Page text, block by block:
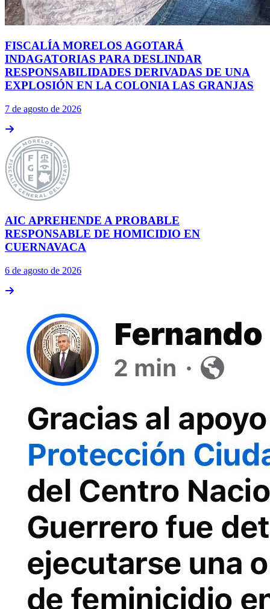
FISCALÍA MORELOS AGOTARÁ
INDAGATORIAS PARA DESLINDAR
RESPONSABILIDADES DERIVADAS DE UNA
EXPLOSIÓN EN LA COLONIA LAS GRANJAS
7 de agosto de 2026
AIC APREHENDE A PROBABLE
RESPONSABLE DE HOMICIDIO EN
CUERNAVACA
6 de agosto de 2026